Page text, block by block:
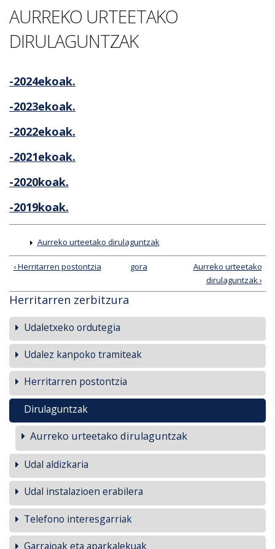
AURREKO URTEETAKO
DIRULAGUNTZAK
-2024ekoak.
-2023ekoak.
-2022ekoak.
-2021ekoak.
-2020koak.
-2019koak.
Aurreko urteetako dirulaguntzak
‹ Herritarren postontzia gora
Aurreko urteetako
dirulaguntzak ›
Herritarren zerbitzura
Udaletxeko ordutegia
Udalez kanpoko tramiteak
Herritarren postontzia
Dirulaguntzak
Aurreko urteetako dirulaguntzak
Udal aldizkaria
Udal instalazioen erabilera
Telefono interesgarriak
Garraioak eta aparkalekuak